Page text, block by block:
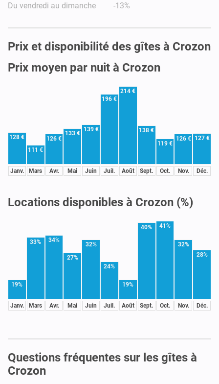
Du vendredi au dimanche -13%
Prix et disponibilité des gîtes à Crozon
Prix moyen par nuit à Crozon
128 €
Janv.
111 €
Mars
126 €
Avr.
133 €
Mai
139 €
Juin
196 €
Juil.
214 €
Août
138 €
Sept.
119 €
Oct.
126 €
Nov.
127 €
Déc.
Locations disponibles à Crozon (%)
19%
Janv.
33%
Mars
34%
Avr.
27%
Mai
32%
Juin
24%
Juil.
19%
Août
40%
Sept.
41%
Oct.
32%
Nov.
28%
Déc.
Questions fréquentes sur les gîtes à
Crozon